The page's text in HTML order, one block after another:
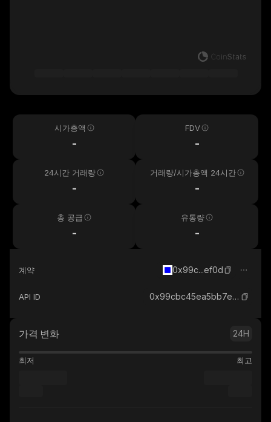
시가총액
-
FDV
-
24시간 거래량
-
거래량/시가총액 24시간
-
총 공급
-
유통량
-
계약 0x99c...ef0d
API ID 0x99cbc45ea5bb7ef3a5bc08fb1b7e56bb2442ef0d_base
가격 변화 24H
최저 최고